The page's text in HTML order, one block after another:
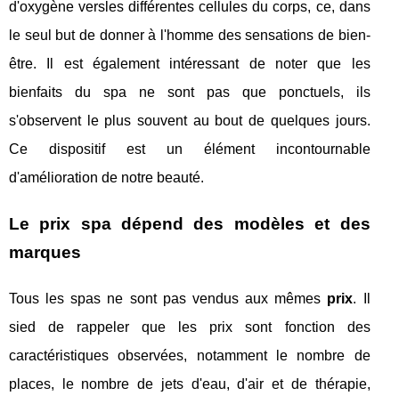
d'oxygène versles différentes cellules du corps, ce, dans
le seul but de donner à l'homme des sensations de bien-
être. Il est également intéressant de noter que les
bienfaits du spa ne sont pas que ponctuels, ils
s'observent le plus souvent au bout de quelques jours.
Ce dispositif est un élément incontournable
d'amélioration de notre beauté.
Le prix spa dépend des modèles et des
marques
Tous les spas ne sont pas vendus aux mêmes prix. Il
sied de rappeler que les prix sont fonction des
caractéristiques observées, notamment le nombre de
places, le nombre de jets d'eau, d'air et de thérapie,